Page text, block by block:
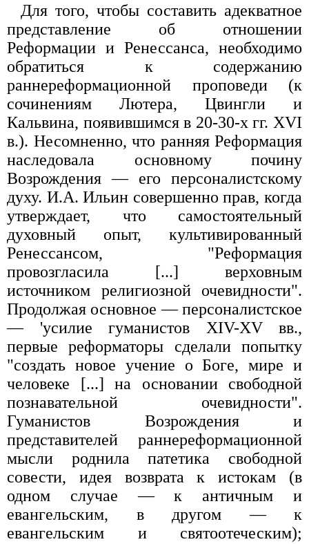
Для того, чтобы составить адекватное
представление об отношении
Реформации и Ренессанса, необходимо
обратиться к содержанию
раннереформационной проповеди (к
сочинениям Лютера, Цвингли и
Кальвина, появившимся в 20-30-х гг. XVI
в.). Несомненно, что ранняя Реформация
наследовала основному почину
Возрождения — его персоналистскому
духу. И.А. Ильин совершенно прав, когда
утверждает, что самостоятельный
духовный опыт, культивированный
Ренессансом, "Реформация
провозгласила [...] верховным
источником религиозной очевидности".
Продолжая основное — персоналистское
— 'усилие гуманистов XIV-XV вв.,
первые реформаторы сделали попытку
"создать новое учение о Боге, мире и
человеке [...] на основании свободной
познавательной очевидности".
Гуманистов Возрождения и
представителей раннереформационной
мысли роднила патетика свободной
совести, идея возврата к истокам (в
одном случае — к античным и
евангельским, в другом — к
евангельским и святоотеческим);